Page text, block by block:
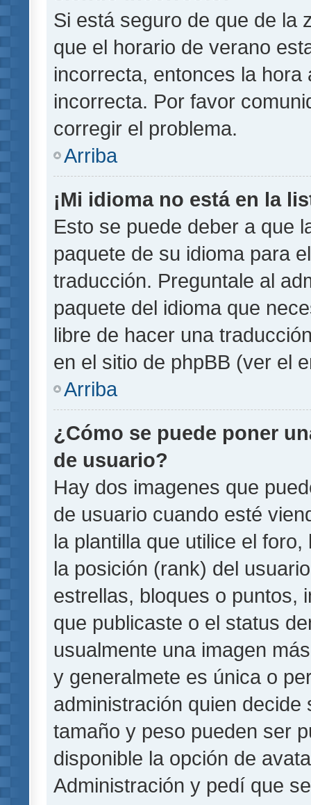
Si está seguro de que de la
que el horario de verano
incorrecta, entonces la
incorrecta. Por favor
corregir el problema.
Arriba
¡Mi idioma no está en la
Esto se puede deber a que
paquete de su idioma para
traducción. Preguntale al
paquete del idioma que
libre de hacer una
en el sitio de phpBB (ver el
Arriba
¿Cómo se puede poner
de usuario?
Hay dos imagenes que
de usuario cuando esté
la plantilla que utilice el
la posición (rank) del
estrellas, bloques o puntos,
que publicaste o el status
usualmente una imagen
y generalmete es única o
administración quien
tamaño y peso pueden ser
disponible la opción de
Administración y pedí que